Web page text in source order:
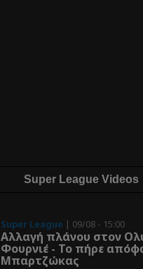
Super League Videos
Super League | 09/08 - 15:00
Αλλαγή πλάνου στον
Φουρνιέ - Το πήρε
Μπαρτζώκας